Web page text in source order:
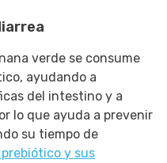
verde se consume
ayudando a
del intestino y a
lo que ayuda a prevenir
su tiempo de
y sus